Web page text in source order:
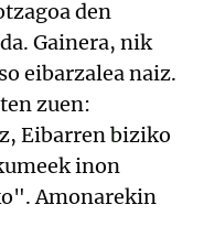
den
Gainera, nik
eibarzalea naiz.
zuen:
Eibarren biziko
inon
Amonarekin